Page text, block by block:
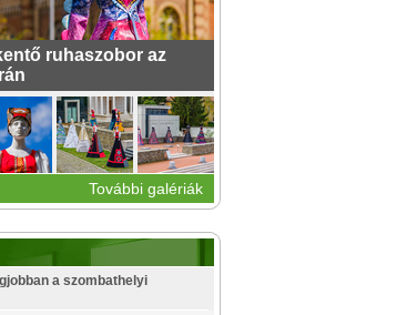
ruhaszobor az
További galériák
a szombathelyi